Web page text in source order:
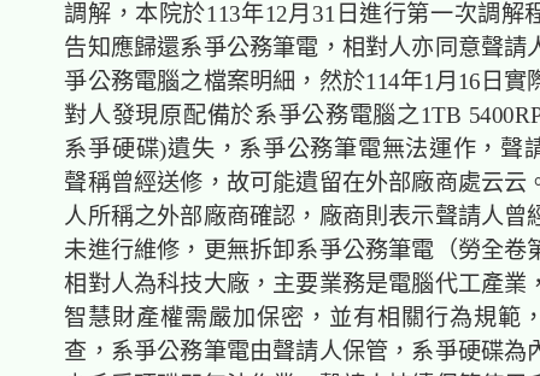
調解，本院於113年12月31日進行第一次調解
告知應歸還系爭公務筆電，相對人亦同意聲請
爭公務電腦之檔案明細，然於114年1月16日實
對人發現原配備於系爭公務電腦之1TB
系爭硬碟)遺失，系爭公務筆電無法運作，聲
聲稱曾經送修，故可能遺留在外部廠商處云云
人所稱之外部廠商確認，廠商則表示聲請人曾
未進行維修，更無拆卸系爭公務筆電（勞全卷
相對人為科技大廠，主要業務是電腦代工產業
智慧財產權需嚴加保密，並有相關行為規範
查，系爭公務筆電由聲請人保管，系爭硬碟為